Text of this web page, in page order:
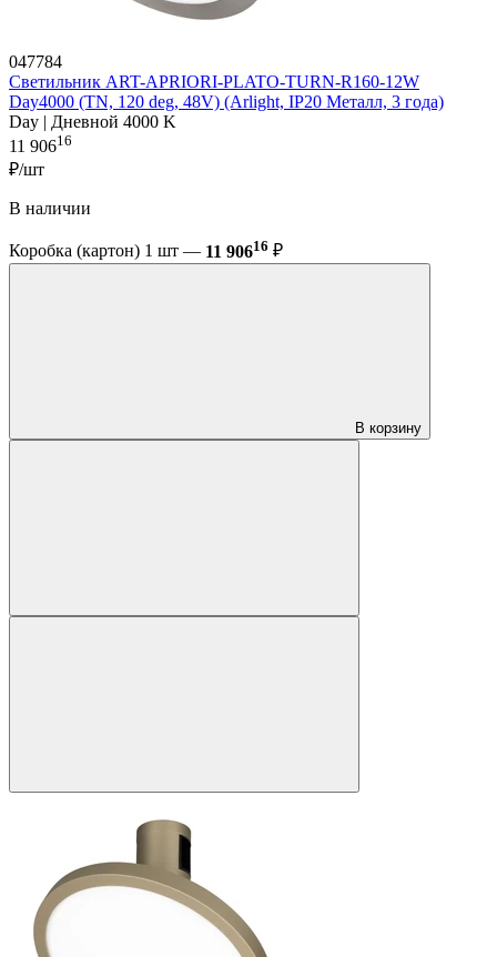
047784
Светильник ART-APRIORI-PLATO-TURN-R160-12W
Day4000 (TN, 120 deg, 48V) (Arlight, IP20 Металл, 3 года)
Day | Дневной 4000 K
11 90616
₽/шт
В наличии
Коробка (картон) 1 шт — 11 90616 ₽
В корзину